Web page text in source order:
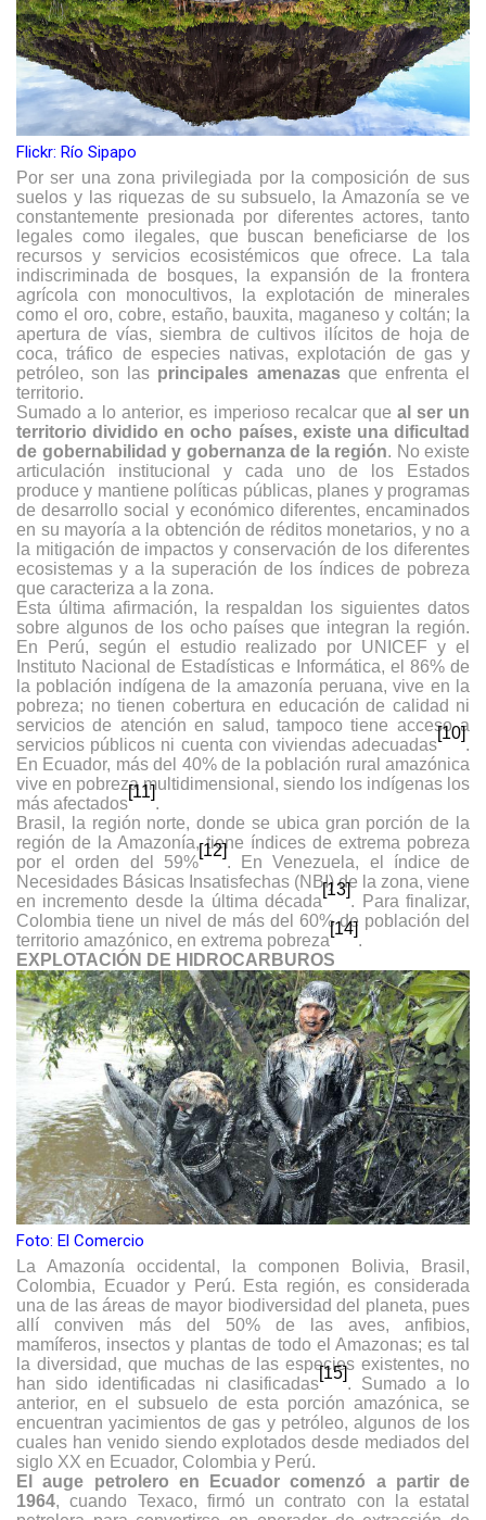
Flickr: Río Sipapo
Por ser una zona privilegiada por la composición de sus
suelos y las riquezas de su subsuelo, la Amazonía se ve
constantemente presionada por diferentes actores, tanto
legales como ilegales, que buscan beneficiarse de los
recursos y servicios ecosistémicos que ofrece. La tala
indiscriminada de bosques, la expansión de la frontera
agrícola con monocultivos, la explotación de minerales
como el oro, cobre, estaño, bauxita, maganeso y coltán; la
apertura de vías, siembra de cultivos ilícitos de hoja de
coca, tráfico de especies nativas, explotación de gas y
petróleo, son las principales amenazasque enfrenta el
territorio.
Sumado a lo anterior, es imperioso recalcar que al ser un
territorio dividido en ocho países, existe una dificultad
de gobernabilidad y gobernanza de la región. No existe
articulación institucional y cada uno de los Estados
produce y mantiene políticas públicas, planes y programas
de desarrollo social y económico diferentes, encaminados
en su mayoría a la obtención de réditos monetarios, y no a
la mitigación de impactos y conservación de los diferentes
ecosistemas y a la superación de los índices de pobreza
que caracteriza a la zona.
Esta última afirmación, la respaldan los siguientes datos
sobre algunos de los ocho países que integran la región.
En Perú, según el estudio realizado por UNICEF y el
Instituto Nacional de Estadísticas e Informática, el 86% de
la población indígena de la amazonía peruana, vive en la
pobreza; no tienen cobertura en educación de calidad ni
servicios de atención en salud, tampoco tiene acceso a
servicios públicos ni cuenta con viviendas adecuadas
[10]
.
En Ecuador, más del 40% de la población rural amazónica
vive en pobreza multidimensional, siendo los indígenas los
más afectados
[11]
.
Brasil, la región norte, donde se ubica gran porción de la
región de la Amazonía, tiene índices de extrema pobreza
por el orden del 59%
[12]
. En Venezuela, el índice de
Necesidades Básicas Insatisfechas (NBI) de la zona, viene
en incremento desde la última década
[13]
. Para finalizar,
Colombia tiene un nivel de más del 60% de población del
territorio amazónico, en extrema pobreza
[14]
.
EXPLOTACIÓN DE HIDROCARBUROS
Foto: El Comercio
La Amazonía occidental, la componen Bolivia, Brasil,
Colombia, Ecuador y Perú. Esta región, es considerada
una de las áreas de mayor biodiversidad del planeta, pues
allí conviven más del 50% de las aves, anfibios,
mamíferos, insectos y plantas de todo el Amazonas; es tal
la diversidad, que muchas de las especies existentes, no
han sido identificadas ni clasificadas
[15]
. Sumado a lo
anterior, en el subsuelo de esta porción amazónica, se
encuentran yacimientos de gas y petróleo, algunos de los
cuales han venido siendo explotados desde mediados del
siglo XX en Ecuador, Colombia y Perú.
El auge petrolero en Ecuador comenzó a partir de
1964, cuando Texaco, firmó un contrato con la estatal